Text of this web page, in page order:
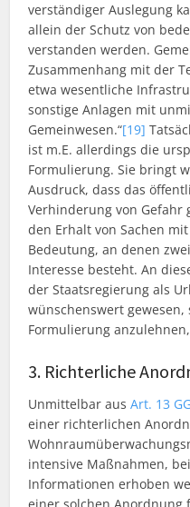
verständiger Auslegung
allein der Schutz von
verstanden werden.
Zusammenhang mit der
etwa wesentliche
sonstige Anlagen mit
Gemeinwesen.“[19]
ist m.E. allerdings die
Formulierung. Sie bringt
Ausdruck, dass das
Verhinderung von
den Erhalt von Sachen
Bedeutung, an denen
Interesse besteht. An
der Staatsregierung als
wünschenswert
Formulierung
3. Richterliche
Unmittelbar ausArt. 13
einer richterlichen
intensive Maßnahmen,
Informationen erhoben